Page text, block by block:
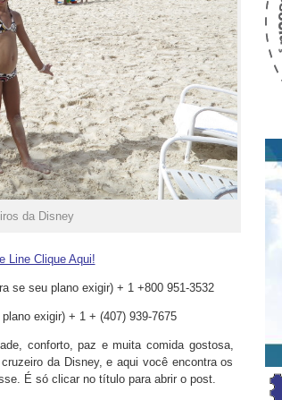
da Disney
Line Clique Aqui!
se seu plano exigir) + 1 +800 951-3532
exigir) + 1 + (407) 939-7675
conforto, paz e muita comida gostosa,
da Disney, e aqui você encontra os
É só clicar no título para abrir o post.